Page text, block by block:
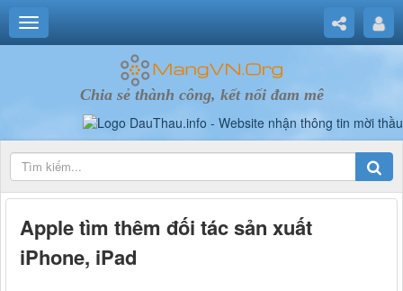
Chia sẻ thành công, kết nối đam mê
Apple tìm thêm đối tác sản xuất
iPhone, iPad